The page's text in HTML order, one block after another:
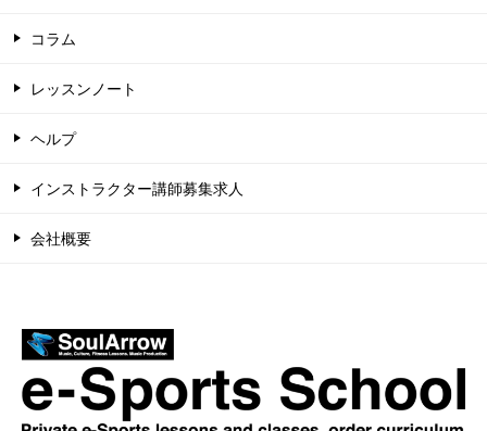
コラム
レッスンノート
ヘルプ
インストラクター講師募集求人
会社概要